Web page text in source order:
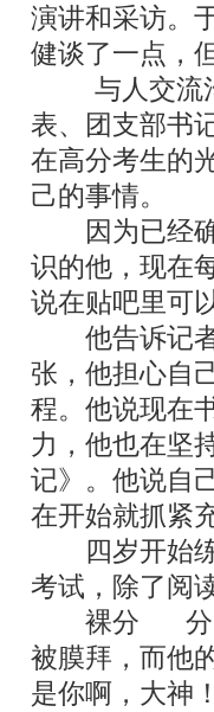
演讲和采访。
健谈了一点，
与人交流
表、团支部书
在高分考生的
己的事情。
因为已经确
识的他，现在
说在贴吧里可
他告诉记者
张，他担心自
程。他说现在
力，他也在坚
记》。他说自
在开始就抓紧
四岁开始练
考试，除了阅
裸分
被膜拜，而他
是你啊，大神！